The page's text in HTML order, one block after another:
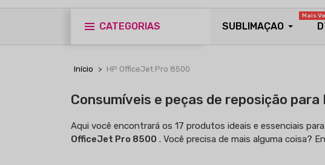
CATEGORIAS SUBLIMAÇAO
Mais
Início HP OfficeJet Pro 8500
Consumíveis e peças de reposição
Aqui você encontrará os 17 produtos ideais e essenciais
OfficeJet Pro 8500 . Você precisa de mais alguma coisa?